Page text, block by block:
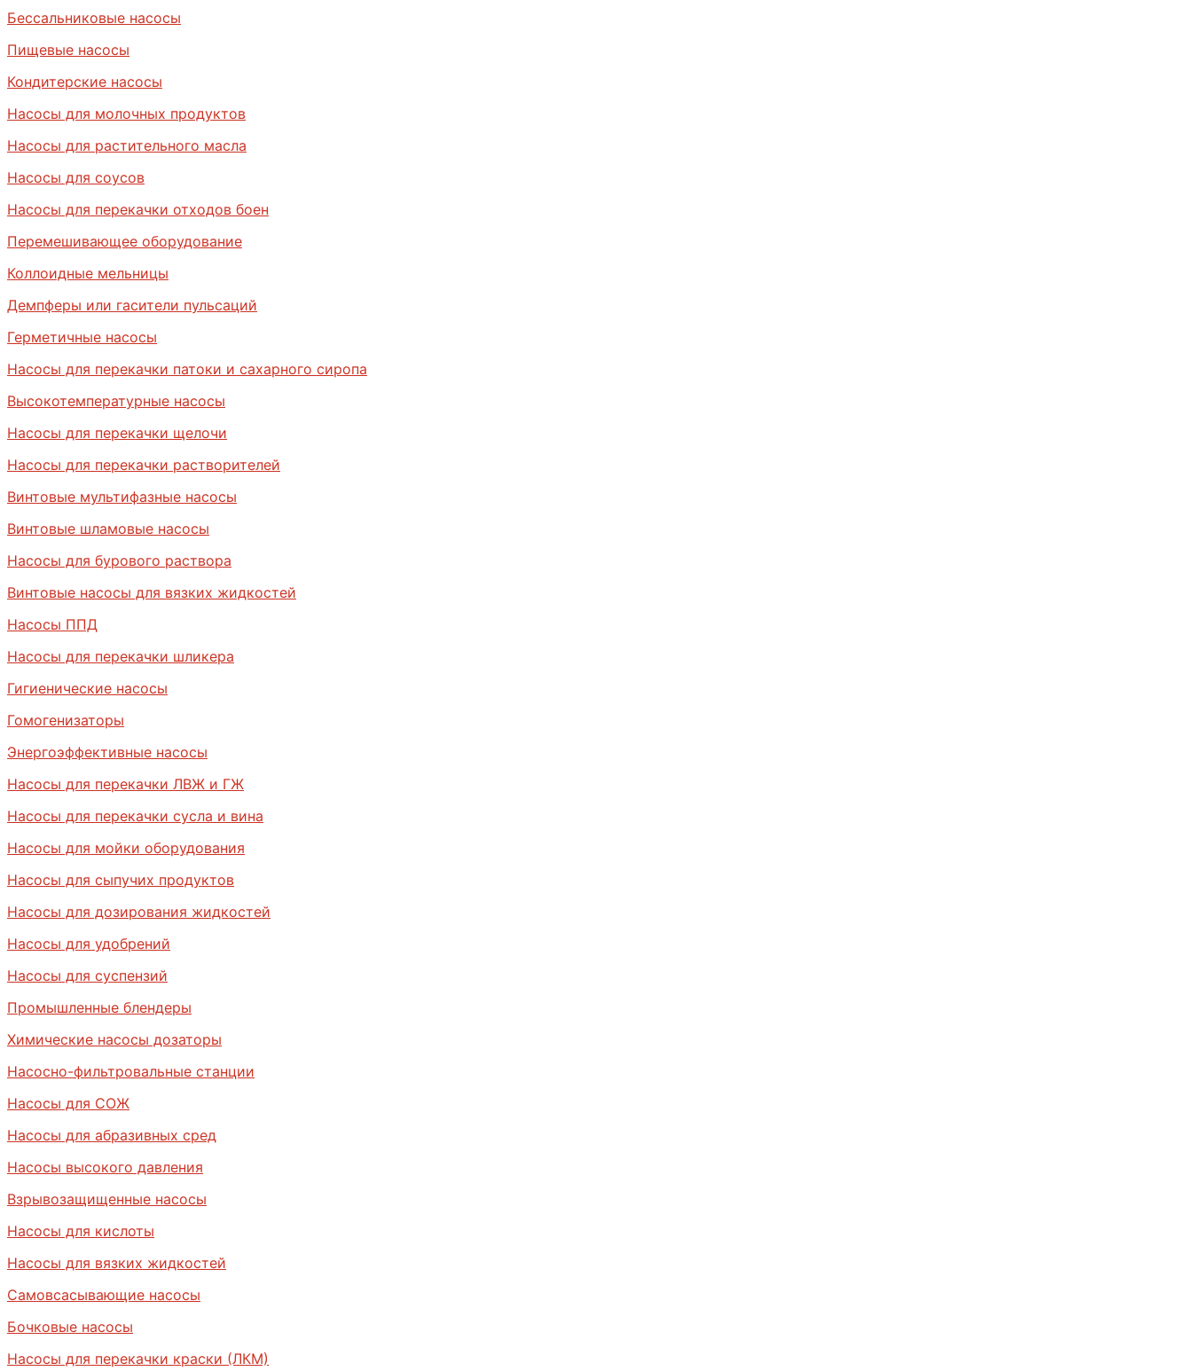
Бессальниковые насосы
Пищевые насосы
Кондитерские насосы
Насосы для молочных продуктов
Насосы для растительного масла
Насосы для соусов
Насосы для перекачки отходов боен
Перемешивающее оборудование
Коллоидные мельницы
Демпферы или гасители пульсаций
Герметичные насосы
Насосы для перекачки патоки и сахарного сиропа
Высокотемпературные насосы
Насосы для перекачки щелочи
Насосы для перекачки растворителей
Винтовые мультифазные насосы
Винтовые шламовые насосы
Насосы для бурового раствора
Винтовые насосы для вязких жидкостей
Насосы ППД
Насосы для перекачки шликера
Гигиенические насосы
Гомогенизаторы
Энергоэффективные насосы
Насосы для перекачки ЛВЖ и ГЖ
Насосы для перекачки сусла и вина
Насосы для мойки оборудования
Насосы для сыпучих продуктов
Насосы для дозирования жидкостей
Насосы для удобрений
Насосы для суспензий
Промышленные блендеры
Химические насосы дозаторы
Насосно-фильтровальные станции
Насосы для СОЖ
Насосы для абразивных сред
Насосы высокого давления
Взрывозащищенные насосы
Насосы для кислоты
Насосы для вязких жидкостей
Самовсасывающие насосы
Бочковые насосы
Насосы для перекачки краски (ЛКМ)